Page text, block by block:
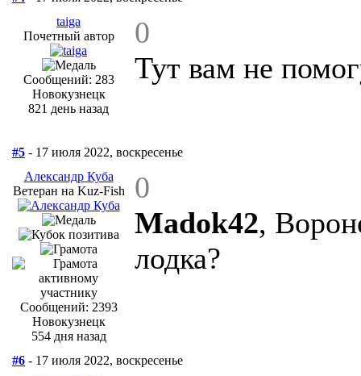
taiga
Почетный автор
Сообщений: 283
Новокузнецк
821 день назад
0
Тут вам не
#5 - 17 июля 2022, воскресенье
Александр Куба
Ветеран на Kuz-Fish
Сообщений: 2393
Новокузнецк
554 дня назад
0
Madok42,
лодка?
#6 - 17 июля 2022, воскресенье